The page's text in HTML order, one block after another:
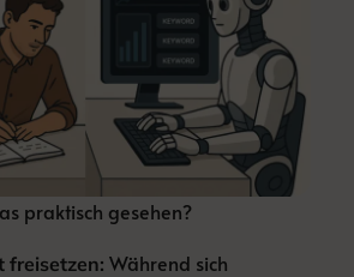
praktisch gesehen?
freisetzen: Während sich